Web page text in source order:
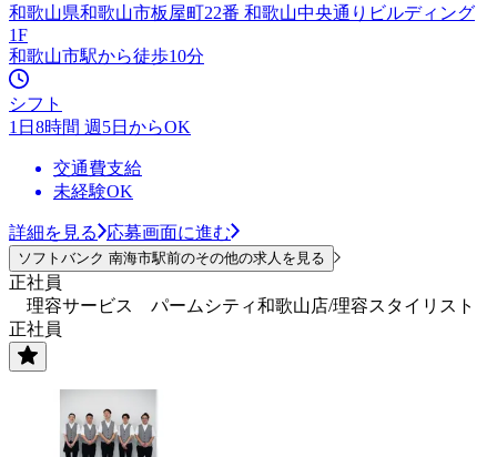
和歌山県和歌山市板屋町22番 和歌山中央通りビルディング
1F
和歌山市駅から徒歩10分
シフト
1日8時間 週5日からOK
交通費支給
未経験OK
詳細を見る 応募画面に進む
ソフトバンク 南海市駅前のその他の求人を見る
正社員
理容サービス パームシティ和歌山店/理容スタイリスト
正社員